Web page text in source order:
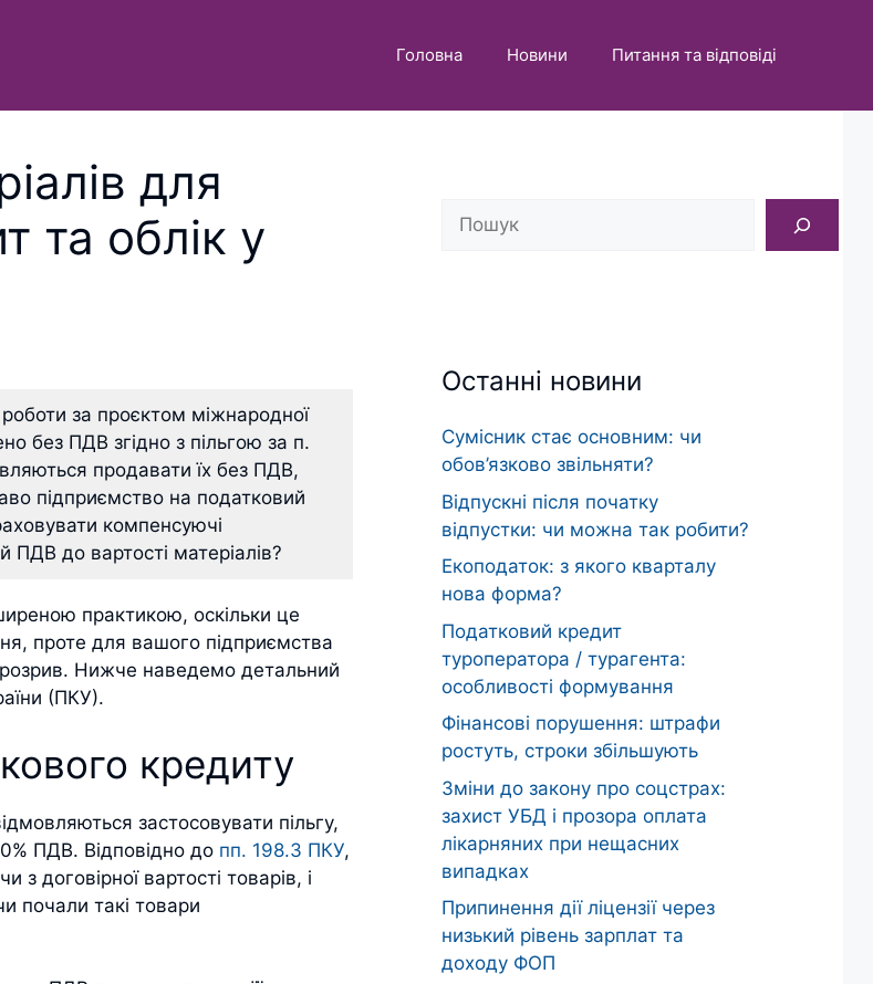
Головна Новини Питання та відповіді
для
та облік у
за проєктом міжнародної
без ПДВ згідно з пільгою за п.
продавати їх без ПДВ,
підприємство на податковий
компенсуючі
до вартості матеріалів?
практикою, оскільки це
проте для вашого підприємства
Нижче наведемо детальний
(ПКУ).
кредиту
застосовувати пільгу,
ПДВ. Відповідно до пп. 198.3 ПКУ,
договірної вартості товарів, і
почали такі товари
Пошук
Останні новини
Сумісник стає основним: чи
обов’язково звільняти?
Відпускні після початку
відпустки: чи можна так робити?
Екоподаток: з якого кварталу
нова форма?
Податковий кредит
туроператора / турагента:
особливості формування
Фінансові порушення: штрафи
ростуть, строки збільшують
Зміни до закону про соцстрах:
захист УБД і прозора оплата
лікарняних при нещасних
випадках
Припинення дії ліцензії через
низький рівень зарплат та
доходу ФОП